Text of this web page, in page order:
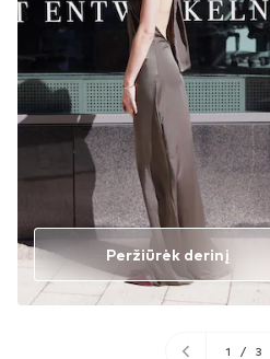
Peržiūrėk derinį
1 / 3